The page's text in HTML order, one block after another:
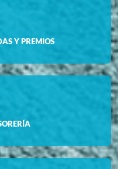
Y PREMIOS